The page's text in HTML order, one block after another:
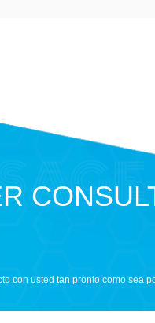
con usted tan pronto como sea